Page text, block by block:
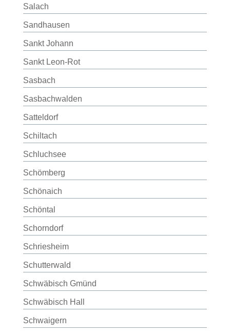
Salach
Sandhausen
Sankt Johann
Sankt Leon-Rot
Sasbach
Sasbachwalden
Satteldorf
Schiltach
Schluchsee
Schömberg
Schönaich
Schöntal
Schorndorf
Schriesheim
Schutterwald
Schwäbisch Gmünd
Schwäbisch Hall
Schwaigern